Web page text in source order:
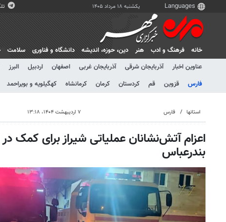
یکشنبه ۱۸ مرداد ۱۴۰۵
خانه فرهنگ و ادب هنر دين، حوزه، انديشه دانشگاه و فناوری سلامت
عناوین اخبار
آذربایجان شرقی آذربایجان غربی اصفهان اردبیل البرز
فارس
قزوین قم کردستان کرمان کرمانشاه کهگیلویه و بویراحمد
استانها فارس ۷ اردیبهشت ۱۴۰۴، ۱۳:۱۸
اعزام آتش‌نشانان عملیاتی شیراز برای کمک
بندرعباس